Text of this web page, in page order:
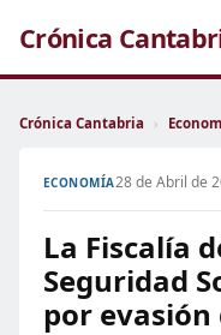
Crónica
Crónica Cantabria ›
ECONOMÍA28 de Abril de
La Fiscalía
Seguridad
por evasión